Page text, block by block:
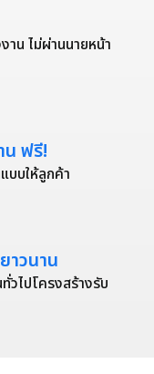
าน ไม่ผ่านนายหน้า
น ฟรี!
บบให้ลูกค้า
าวนาน
วไปโครงสร้างรับ